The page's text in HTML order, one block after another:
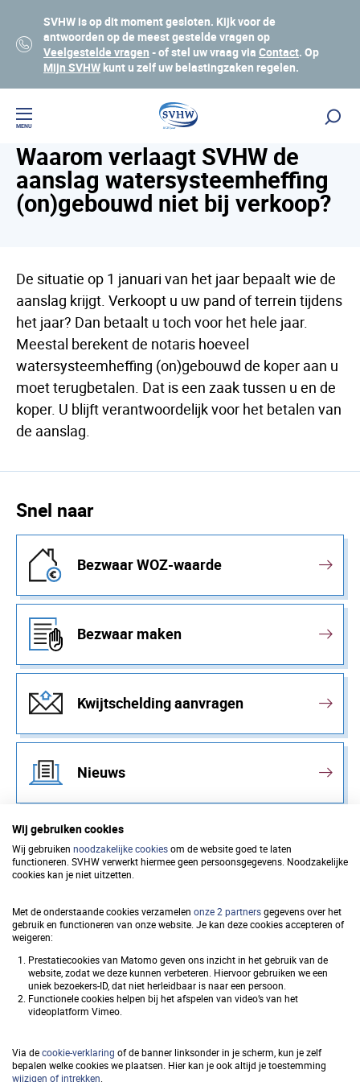
SVHW is op dit moment gesloten. Kijk voor de
antwoorden op de meest gestelde vragen op
Veelgestelde vragen - of stel uw vraag via Contact. Op
Mijn SVHWkunt u zelf uw belastingzaken regelen.
MENU
Waarom verlaagt SVHW de
aanslag watersysteemheffing
(on)gebouwd niet bij verkoop?
De situatie op 1 januari van het jaar bepaalt wie de
aanslag krijgt. Verkoopt u uw pand of terrein tijdens
het jaar? Dan betaalt u toch voor het hele jaar.
Meestal berekent de notaris hoeveel
watersysteemheffing (on)gebouwd de koper aan u
moet terugbetalen. Dat is een zaak tussen u en de
koper. U blijft verantwoordelijk voor het betalen van
de aanslag.
Snel naar
Bezwaar WOZ-waarde
Bezwaar maken
Kwijtschelding aanvragen
Nieuws
Samenwerkingsverband
Vastgoedinformatie Heffing en
Waardebepaling (SVHW)
Snel naar
Toegankelijkheid
Wij gebruiken cookies
Wij gebruiken noodzakelijke cookiesom de website goed te laten
functioneren. SVHW verwerkt hiermee geen persoonsgegevens. Noodzakelijke
cookies kan je niet uitzetten.
Met de onderstaande cookies verzamelen onze 2 partnersgegevens over het
gebruik en functioneren van onze website. Je kan deze cookies accepteren of
weigeren:
Prestatiecookies van Matomo geven ons inzicht in het gebruik van de
website, zodat we deze kunnen verbeteren. Hiervoor gebruiken we een
uniek bezoekers-ID, dat niet herleidbaar is naar een persoon.
Functionele cookies helpen bij het afspelen van video’s van het
videoplatform Vimeo.
Via decookie-verklaring of de banner linksonder in je scherm, kun je zelf
bepalen welke cookies we plaatsen. Hier kan je ook altijd je toestemming
wijzigen of intrekken